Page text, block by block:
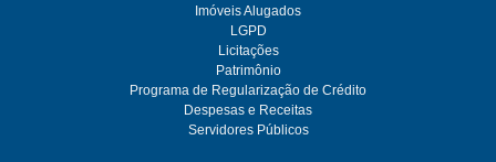
Imóveis Alugados
LGPD
Licitações
Patrimônio
Programa de Regularização de Crédito
Despesas e Receitas
Servidores Públicos